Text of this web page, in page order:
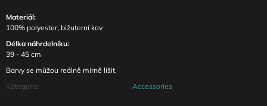
Materiál:
100% polyester, bižuterní kov
Délka náhrdelníku:
39 - 45 cm
Barvy se můžou reálně mírně lišit.
Kategorie: Accessories